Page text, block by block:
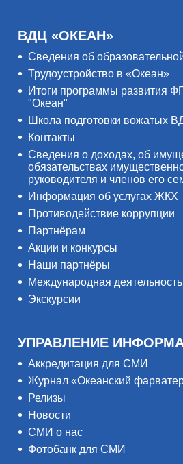
ВДЦ «ОКЕАН»
Сведения об
Трудоустройство в «Океан»
Итоги программы развития
"Океан"
Школа подготовки вожатых
Контакты
Сведения о доходах, об
обязательствах
руководителя и членов его
Информация об услугах ЖКХ
Противодействие коррупции
Партнёрам
Акции и конкурсы
Наши партнёры
Международная деятельность
Экскурсии
УПРАВЛЕНИЕ
Аккредитация для СМИ
Журнал «Океанский
Релизы
Новости
СМИ о нас
Фотобанк для СМИ